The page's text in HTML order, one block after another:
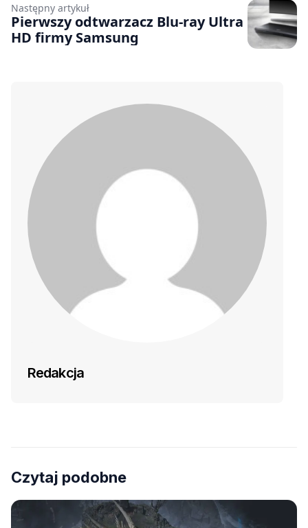
Następny artykuł
Pierwszy odtwarzacz Blu-ray Ultra
HD firmy Samsung
Redakcja
Czytaj podobne